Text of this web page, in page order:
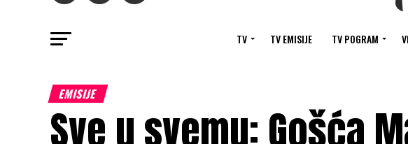
TV TV EMISIJE TV POGRAM
EMISIJE
Sve u svemu: Gošća